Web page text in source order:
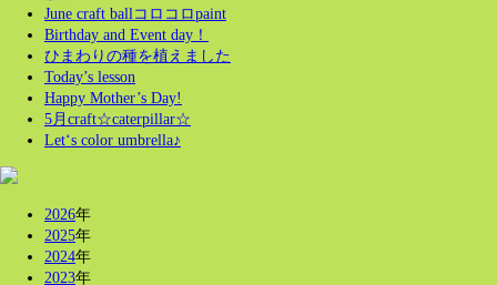
June craft ballコロコロpaint
Birthday and Event day！
ひまわりの種を植えました
Today’s lesson
Happy Mother’s Day!
5月craft☆caterpillar☆
Let‘s color umbrella♪
2026年
2025年
2024年
2023年